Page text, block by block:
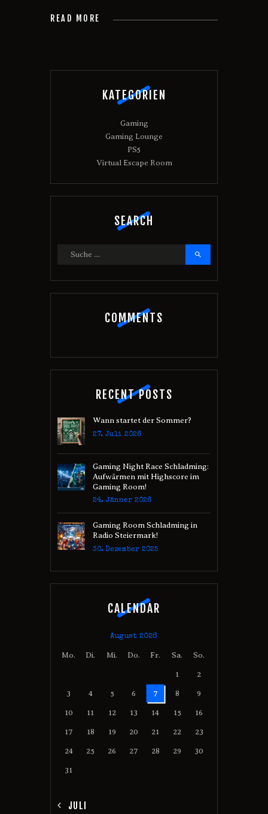
READ MORE
KATEGORIEN
Gaming
Gaming Lounge
PS5
Virtual Escape Room
SEARCH
nach:
COMMENTS
RECENT POSTS
Wann startet der Sommer?
27. Juli 2026
Gaming Night Race Schladming:
Aufwärmen mit Highscore im
Gaming Room!
24. Jänner 2026
Gaming Room Schladming in
Radio Steiermark!
30. Dezember 2025
CALENDAR
August 2026
Mo. Di. Mi. Do. Fr. Sa. So.
1 2
3 4 5 6 7 8 9
10 11 12 13 14 15 16
17 18 19 20 21 22 23
24 25 26 27 28 29 30
31
« JULI